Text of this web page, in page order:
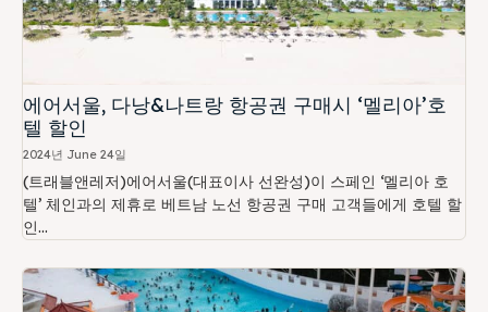
에어서울, 다낭&나트랑 항공권 구매시 ‘멜리아’호
텔 할인
2024년 June 24일
(트래블앤레저)에어서울(대표이사 선완성)이 스페인 ‘멜리아 호
텔’ 체인과의 제휴로 베트남 노선 항공권 구매 고객들에게 호텔 할
인...